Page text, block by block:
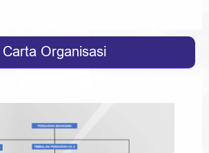
Carta Organisasi